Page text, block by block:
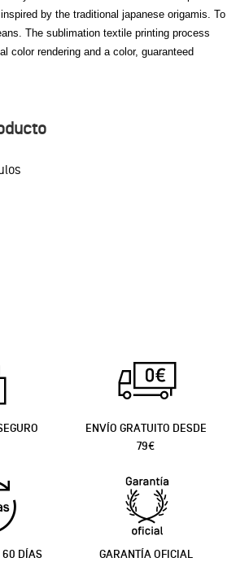
by the traditional japanese origamis. To
The sublimation textile printing process
color rendering and a color, guaranteed
ENVÍO GRATUITO DESDE
79€
60 DÍAS GARANTÍA OFICIAL